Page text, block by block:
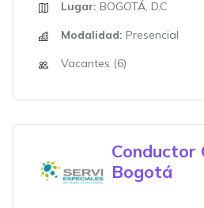
Lugar: BOGOTÁ, D.C
Modalidad: Presencial
Vacantes (6)
Conductor
Bogotá